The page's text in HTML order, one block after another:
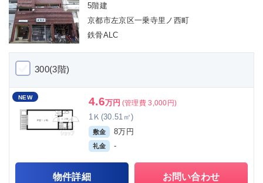
5階建
京都市左京区一乗寺里ノ西町
鉄骨ALC
300(3階)
NEW 4.6万円 (管理費 3,000円)
1Ｋ(30.51㎡)
敷金 8万円
礼金 -
物件詳細 お問い合わせ